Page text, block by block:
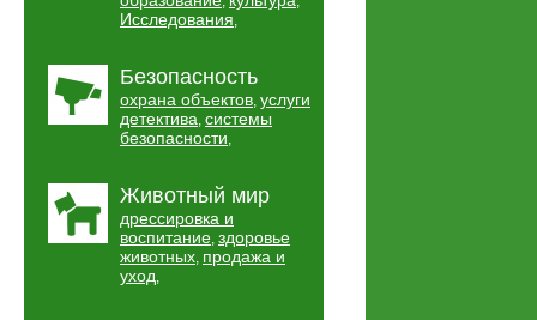
Исследования,
Безопасность
охрана объектов, услуги
детектива, системы
безопасности,
Животный мир
дрессировка и
воспитание, здоровье
животных, продажа и
уход,